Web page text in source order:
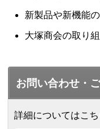
新製品や新機能
大塚商会の取り
お問い合わせ・
詳細についてはこ